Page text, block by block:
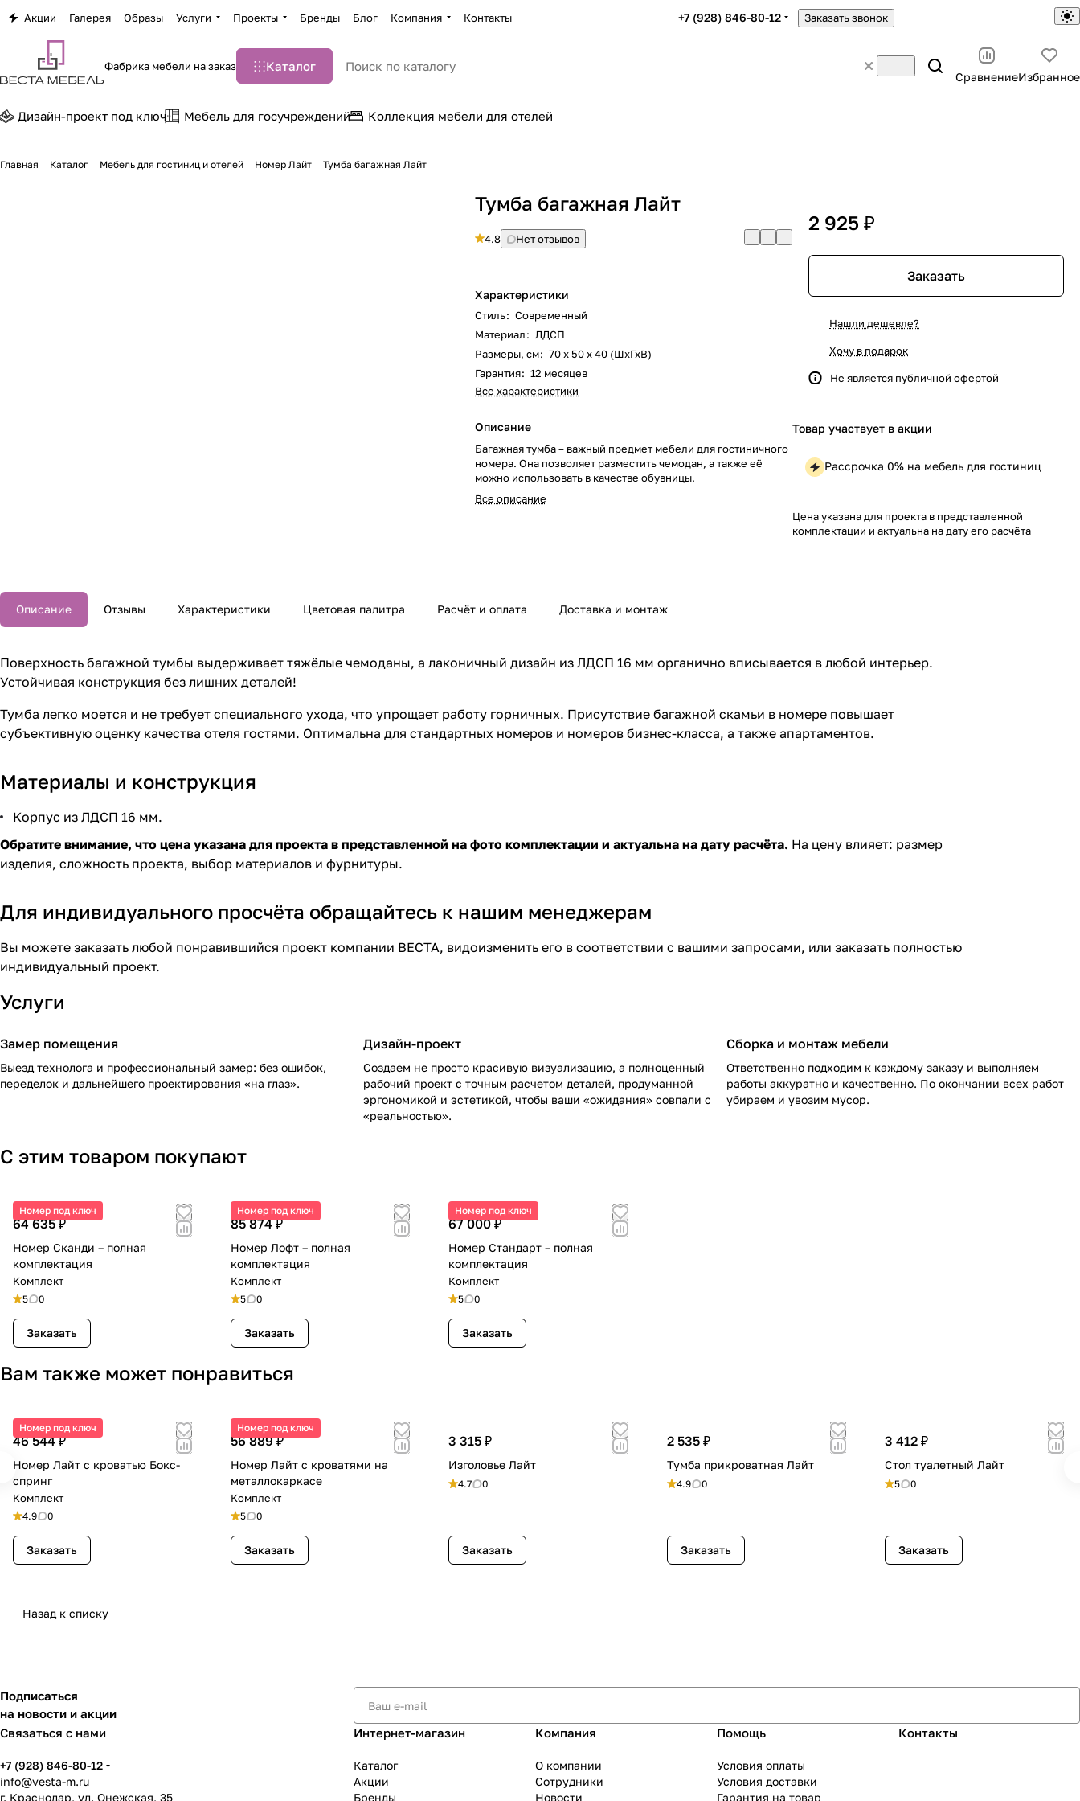
Акции Галерея Образы Услуги Проекты Бренды Блог Компания Контакты +7 (928) 846-80-12 Заказать звонок
Фабрика мебели на заказ Каталог
СравнениеИзбранное
Дизайн-проект под ключ Мебель для госучреждений Коллекция мебели для отелей
Главная Каталог Мебель для гостиниц и отелей Номер Лайт Тумба багажная Лайт
Тумба багажная Лайт
4.8 Нет отзывов
Характеристики
Стиль: Современный
Материал: ЛДСП
Размеры, см: 70 х 50 х 40 (ШхГхВ)
Гарантия: 12 месяцев
Все характеристики
Описание
Багажная тумба – важный предмет мебели для гостиничного
номера. Она позволяет разместить чемодан, а также её
можно использовать в качестве обувницы.
Все описание
2 925 ₽
Заказать
Нашли дешевле?
Хочу в подарок
Не является публичной офертой
Товар участвует в акции
Рассрочка 0% на мебель для гостиниц
Цена указана для проекта в представленной
комплектации и актуальна на дату его расчёта
Описание Отзывы Характеристики Цветовая палитра Расчёт и оплата Доставка и монтаж
Поверхность багажной тумбы выдерживает тяжёлые чемоданы, а лаконичный дизайн из ЛДСП 16 мм органично вписывается в любой интерьер.
Устойчивая конструкция без лишних деталей!
Тумба легко моется и не требует специального ухода, что упрощает работу горничных. Присутствие багажной скамьи в номере повышает
субъективную оценку качества отеля гостями. Оптимальна для стандартных номеров и номеров бизнес-класса, а также апартаментов.
Материалы и конструкция
Корпус из ЛДСП 16 мм.
Обратите внимание, что цена указана для проекта в представленной на фото комплектации и актуальна на дату расчёта. На цену влияет: размер
изделия, сложность проекта, выбор материалов и фурнитуры.
Для индивидуального просчёта обращайтесь к нашим менеджерам
Вы можете заказать любой понравившийся проект компании ВЕСТА, видоизменить его в соответствии с вашими запросами, или заказать полностью
индивидуальный проект.
Услуги
Замер помещения
Выезд технолога и профессиональный замер: без ошибок,
переделок и дальнейшего проектирования «на глаз».
Дизайн-проект
Создаем не просто красивую визуализацию, а полноценный
рабочий проект с точным расчетом деталей, продуманной
эргономикой и эстетикой, чтобы ваши «ожидания» совпали с
«реальностью».
Сборка и монтаж мебели
Ответственно подходим к каждому заказу и выполняем
работы аккуратно и качественно. По окончании всех работ
убираем и увозим мусор.
С этим товаром покупают
Номер под ключ
64 635 ₽
Номер Сканди – полная
комплектация
Комплект
5 0
Заказать
Номер под ключ
85 874 ₽
Номер Лофт – полная
комплектация
Комплект
5 0
Заказать
Номер под ключ
67 000 ₽
Номер Стандарт – полная
комплектация
Комплект
5 0
Заказать
Вам также может понравиться
Номер под ключ
46 544 ₽
Номер Лайт с кроватью Бокс-
спринг
Комплект
4.9 0
Заказать
Номер под ключ
56 889 ₽
Номер Лайт с кроватями на
металлокаркасе
Комплект
5 0
Заказать
3 315 ₽
Изголовье Лайт
4.7 0
Заказать
2 535 ₽
Тумба прикроватная Лайт
4.9 0
Заказать
3 412 ₽
Стол туалетный Лайт
5 0
Заказать
Назад к списку
Подписаться
на новости и акции
Связаться с нами
+7 (928) 846-80-12
info@vesta-m.ru
г. Краснодар, ул. Онежская, 35
Интернет-магазин
Каталог
Акции
Бренды
Компания
О компании
Сотрудники
Новости
Помощь
Условия оплаты
Условия доставки
Гарантия на товар
Контакты